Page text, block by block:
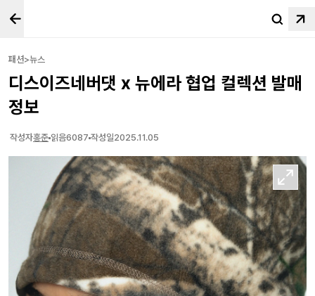
패션>뉴스
디스이즈네버댓 x 뉴에라 협업 컬렉션 발매
정보
작성자홍준 읽음6087 작성일2025.11.05